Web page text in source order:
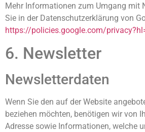
Mehr Informationen zum Umgang mit
Sie in der Datenschutzerklärung von
https://policies.google.com/
6. Newsletter
Newsletterdaten
Wenn Sie den auf der Website
beziehen möchten, benötigen wir von
Adresse sowie Informationen, welche